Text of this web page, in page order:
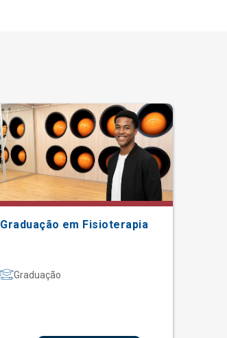
Graduação em Fisioterapia
Graduação